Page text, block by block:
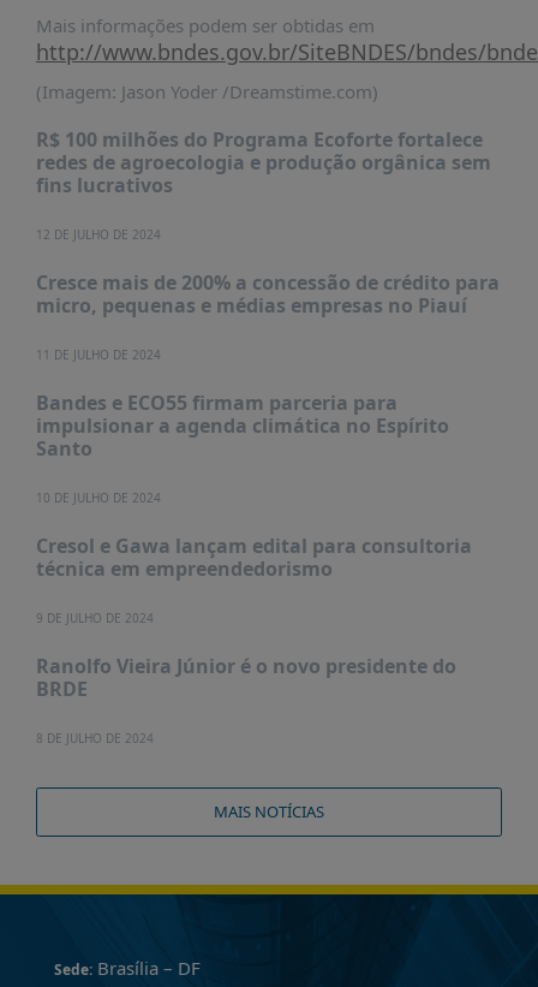
Mais informações podem ser obtidas em
http://www.bndes.gov.br/SiteBNDES/bndes/
(Imagem: Jason Yoder /Dreamstime.com)
R$ 100 milhões do Programa Ecoforte fortalece
redes de agroecologia e produção orgânica sem
fins lucrativos
12 DE JULHO DE 2024
Cresce mais de 200% a concessão de crédito para
micro, pequenas e médias empresas no Piauí
11 DE JULHO DE 2024
Bandes e ECO55 firmam parceria para
impulsionar a agenda climática no Espírito
Santo
10 DE JULHO DE 2024
Cresol e Gawa lançam edital para consultoria
técnica em empreendedorismo
9 DE JULHO DE 2024
Ranolfo Vieira Júnior é o novo presidente do
BRDE
8 DE JULHO DE 2024
MAIS NOTÍCIAS
Sede:Brasília – DF